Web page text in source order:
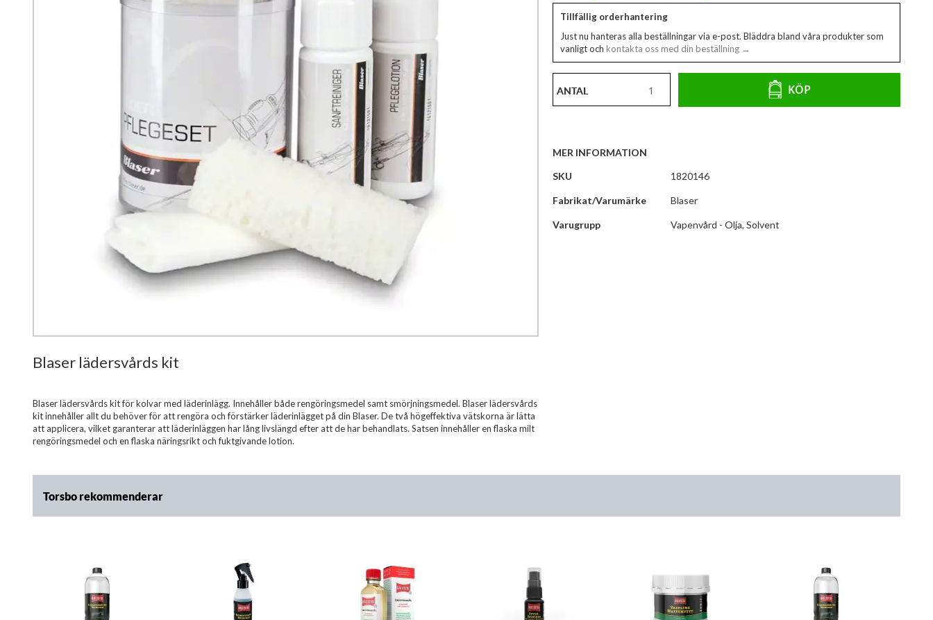
Hoppa
bildgalleriet
Blaser lädersvårds kit
Blaser lädersvårds kit för kolvar med läderinlägg. Innehåller både rengöringsmedel samt smörjningsmedel. Blaser lädersvårds
kit innehåller allt du behöver för att rengöra och förstärker läderinlägget på din Blaser. De två högeffektiva vätskorna är lätta
att applicera, vilket garanterar att läderinläggen har lång livslängd efter att de har behandlats. Satsen innehåller en flaska milt
rengöringsmedel och en flaska näringsrikt och fuktgivande lotion.
Tillfällig orderhantering
Just nu hanteras alla beställningar via e-post. Bläddra bland våra produkter som
vanligt och kontakta oss med din beställning →
ANTAL KÖP
MER INFORMATION
Mer
SKU 1820146
Fabrikat/Varumärke Blaser
Varugrupp Vapenvård - Olja, Solvent
Torsbo rekommenderar